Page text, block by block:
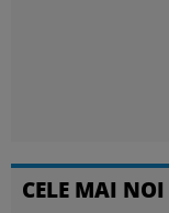
CELE MAI NOI